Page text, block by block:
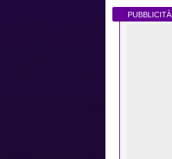
PUBBLICITÀ